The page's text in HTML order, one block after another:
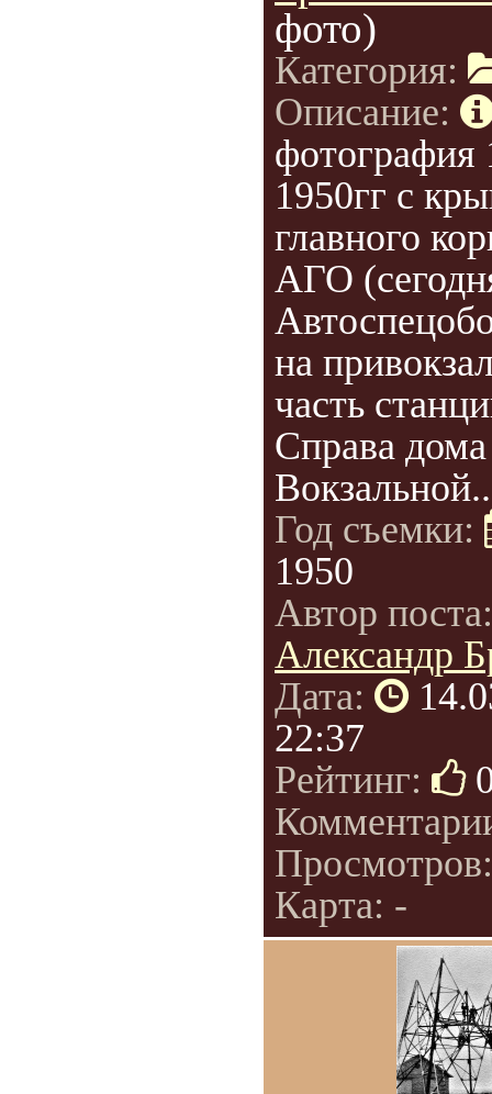
фото)
Категория:
Описание:
фотография
1950гг с
главного
АГО
на
часть
Справа дома
Год съемки:
1950
Автор
Александр
Дата:
22:37
Рейтинг:
Карта: -